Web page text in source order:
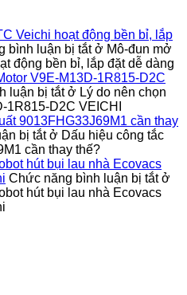
Veichi hoạt động bền bỉ, lắp
bình luận bị tắtở Mô-đun mở
động bền bỉ, lắp đặt dễ dàng
V9E-M13D-1R815-D2C
luận bị tắtở Lý do nên chọn
1R815-D2C VEICHI
9013FHG33J69M1 cần thay
bị tắtở Dấu hiệu công tắc
cần thay thế?
hút bụi lau nhà Ecovacs
Chức năng bình luận bị tắtở
hút bụi lau nhà Ecovacs